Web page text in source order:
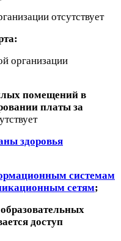
отсутствует
организации
помещений в
платы за
здоровья
системам
сетям;
доступ